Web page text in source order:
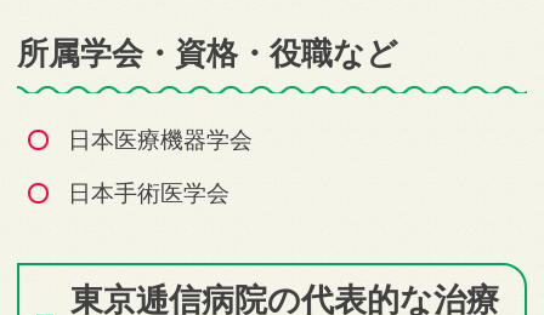
所属学会・資格・役職など
日本医療機器学会
日本手術医学会
東京逓信病院の代表的な治療